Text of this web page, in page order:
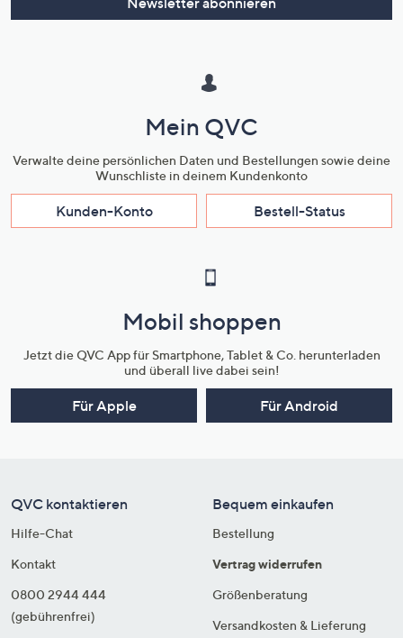
Mein QVC
Verwalte deine persönlichen Daten und Bestellungen sowie deine
Wunschliste in deinem Kundenkonto
Kunden-Konto Bestell-Status
Mobil shoppen
Jetzt die QVC App für Smartphone, Tablet & Co. herunterladen
und überall live dabei sein!
Für Apple Für Android
QVC kontaktieren
Hilfe-Chat
Kontakt
0800 2944 444
(gebührenfrei)
Bequem einkaufen
Bestellung
Vertrag widerrufen
Größenberatung
Versandkosten & Lieferung